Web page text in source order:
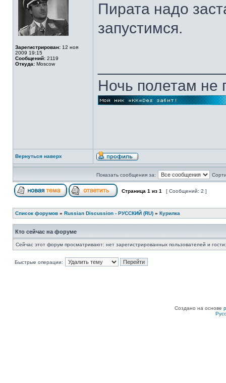
Зарегистрирован: 12 ноя
2009 19:15
Сообщений: 2119
Откуда: Moscow
Пирата надо
запустимся.
Ночь полетам не
Вернуться наверх
Показать сообщения за:
Страница 1 из 1 [ Сообщений: 2 ]
Список форумов » Russian Discussion - РУССКИЙ (RU) » Курилка
Кто сейчас на форуме
Сейчас этот форум просматривают: нет зарегистрированных пользователей и
Быстрые операции:
Создано на основе